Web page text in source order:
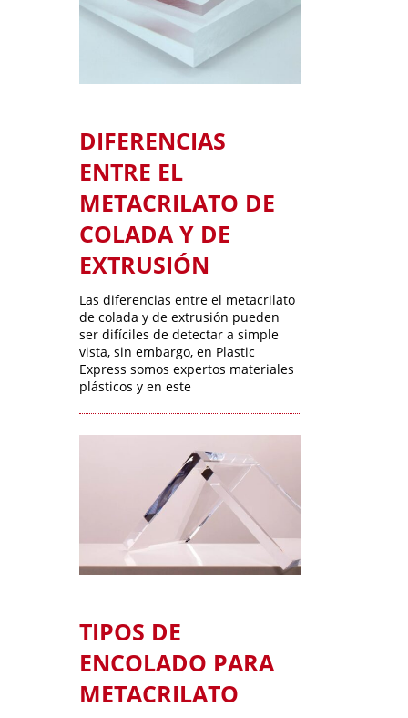
DIFERENCIAS
ENTRE EL
METACRILATO DE
COLADA Y DE
EXTRUSIÓN
Las diferencias entre el metacrilato
de colada y de extrusión pueden
ser difíciles de detectar a simple
vista, sin embargo, en Plastic
Express somos expertos materiales
plásticos y en este
TIPOS DE
ENCOLADO PARA
METACRILATO